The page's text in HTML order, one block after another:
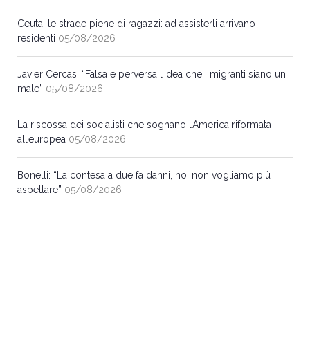
Ceuta, le strade piene di ragazzi: ad assisterli arrivano i
residenti 05/08/2026
Javier Cercas: “Falsa e perversa l’idea che i migranti siano un
male” 05/08/2026
La riscossa dei socialisti che sognano l’America riformata
all’europea 05/08/2026
Bonelli: “La contesa a due fa danni, noi non vogliamo più
aspettare” 05/08/2026